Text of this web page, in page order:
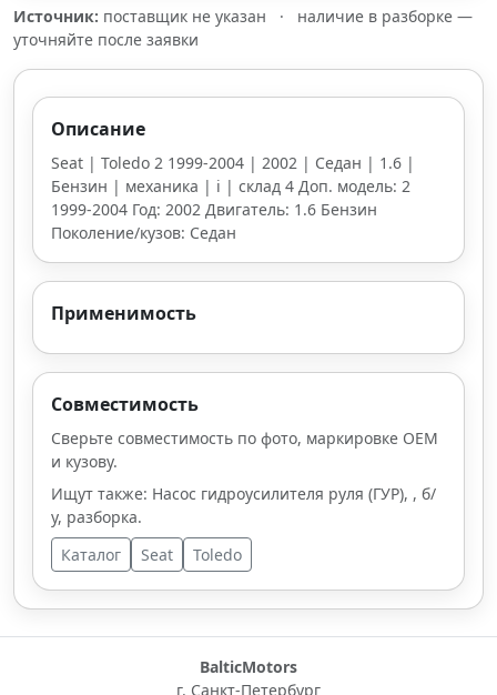
Источник: поставщик не указан ·
наличие в разборке —
уточняйте после заявки
Описание
Seat | Toledo 2 1999-2004 | 2002 | Седан | 1.6 |
Бензин | механика | i | склад 4 Доп. модель: 2
1999-2004 Год: 2002 Двигатель: 1.6 Бензин
Поколение/кузов: Седан
Применимость
Совместимость
Сверьте совместимость по фото, маркировке OEM
и кузову.
Ищут также: Насос гидроусилителя руля (ГУР), , б/
у, разборка.
Каталог
Seat Toledo
BalticMotors
г. Санкт-Петербург